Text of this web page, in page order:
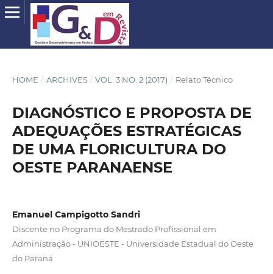
HOME / ARCHIVES / VOL. 3 NO. 2 (2017) / Relato Técnico
DIAGNÓSTICO E PROPOSTA DE
ADEQUAÇÕES ESTRATÉGICAS
DE UMA FLORICULTURA DO
OESTE PARANAENSE
Emanuel Campigotto Sandri
Discente no Programa do Mestrado Profissional em
Administração - UNIOESTE - Universidade Estadual do Oeste
do Paraná